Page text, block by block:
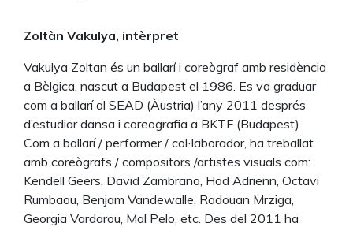
Zoltàn Vakulya, intèrpret
Vakulya Zoltan és un ballarí i coreògraf amb residència
a Bèlgica, nascut a Budapest el 1986. Es va graduar
com a ballarí al SEAD (Àustria) l’any 2011 després
d’estudiar dansa i coreografia a BKTF (Budapest).
Com a ballarí / performer / col·laborador, ha treballat
amb coreògrafs / compositors /artistes visuals com:
Kendell Geers, David Zambrano, Hod Adrienn, Octavi
Rumbaou, Benjam Vandewalle, Radouan Mrziga,
Georgia Vardarou, Mal Pelo, etc. Des del 2011 ha